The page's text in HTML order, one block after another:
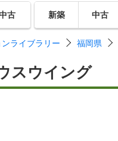
古 新築 中古
ライブラリー 福岡県
スウイング